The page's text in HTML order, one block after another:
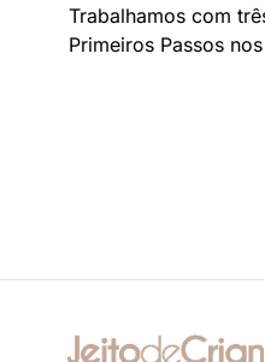
Trabalhamos com
Primeiros Passos